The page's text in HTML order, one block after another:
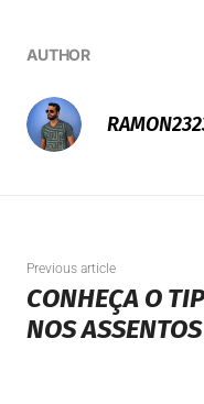
AUTHOR
Previous article
CONHEÇA O
NOS